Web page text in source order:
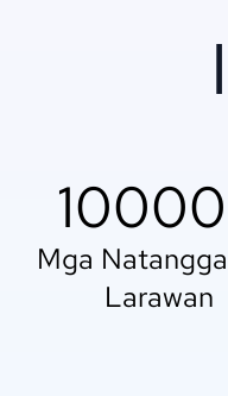
Mga
Larawan